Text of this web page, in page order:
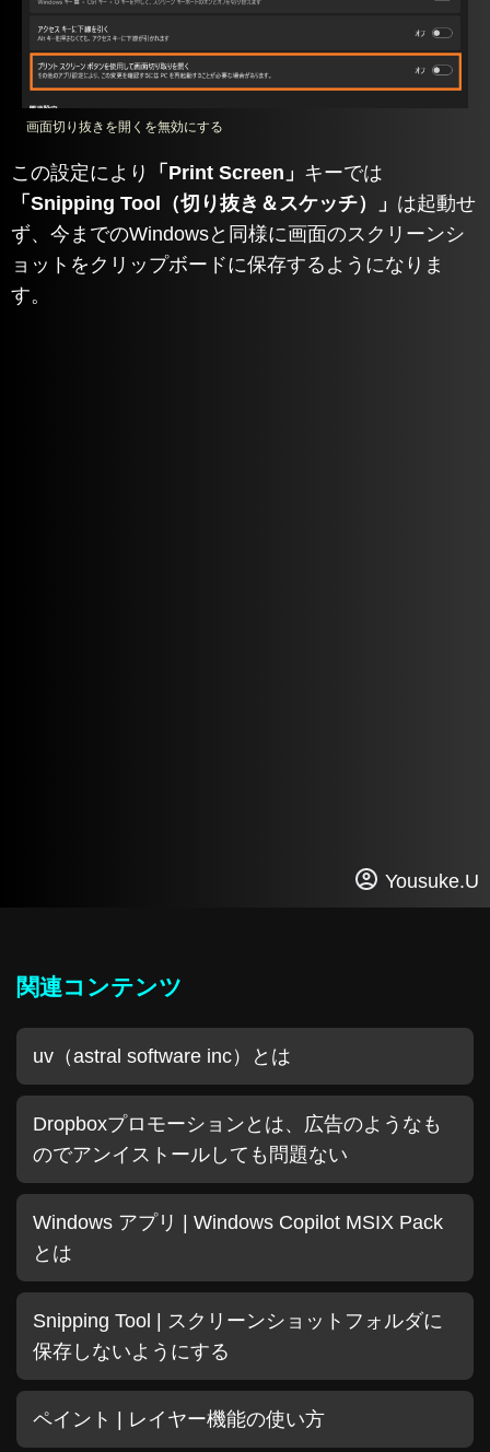
画面切り抜きを開くを無効にする
この設定により 「Print Screen」 キーでは
「Snipping Tool（切り抜き＆スケッチ）」 は起動せ
ず、今までのWindowsと同様に画面のスクリーンシ
ョットをクリップボードに保存するようになりま
す。
Yousuke.U
関連コンテンツ
uv（astral software inc）とは
Dropboxプロモーションとは、広告のようなも
のでアンイストールしても問題ない
Windows アプリ | Windows Copilot MSIX Pack
とは
Snipping Tool | スクリーンショットフォルダに
保存しないようにする
ペイント | レイヤー機能の使い方